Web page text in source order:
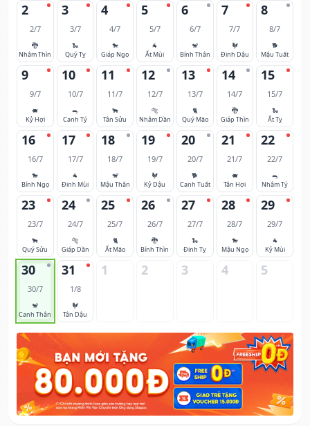
2
2/7
🐉
Nhâm Thìn
3
3/7
🐍
Quý Tỵ
4
4/7
🐎
Giáp Ngọ
5
5/7
🐐
Ất Mùi
6
6/7
🐒
Bính Thân
7
7/7
🐓
Đinh Dậu
8
8/7
🐕
Mậu Tuất
9
9/7
🐖
Kỷ Hợi
10
10/7
🐀
Canh Tý
11
11/7
🐂
Tân Sửu
12
12/7
🐅
Nhâm Dần
13
13/7
🐈
Quý Mão
14
14/7
🐉
Giáp Thìn
15
15/7
🐍
Ất Tỵ
16
16/7
🐎
Bính Ngọ
17
17/7
🐐
Đinh Mùi
18
18/7
🐒
Mậu Thân
19
19/7
🐓
Kỷ Dậu
20
20/7
🐕
Canh Tuất
21
21/7
🐖
Tân Hợi
22
22/7
🐀
Nhâm Tý
23
23/7
🐂
Quý Sửu
24
24/7
🐅
Giáp Dần
25
25/7
🐈
Ất Mão
26
26/7
🐉
Bính Thìn
27
27/7
🐍
Đinh Tỵ
28
28/7
🐎
Mậu Ngọ
29
29/7
🐐
Kỷ Mùi
30
30/7
🐒
Canh Thân
31
1/8
🐓
Tân Dậu
1 2 3 4 5